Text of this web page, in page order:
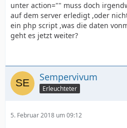
unter action="" muss doch
auf dem server erledigt ,oder
ein php script ,was die daten
geht es jetzt weiter?
Sempervivum
Erleuchteter
5. Februar 2018 um 09:12